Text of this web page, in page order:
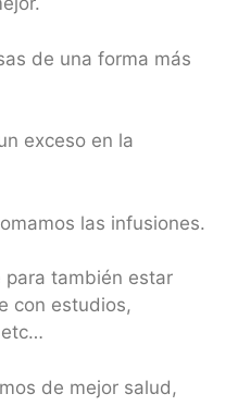
de una forma más
exceso en la
las infusiones.
para también estar
con estudios,
etc…
de mejor salud,